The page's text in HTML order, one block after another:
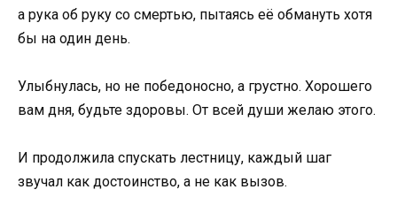
а рука об руку со смертью, пытаясь её обмануть хотя
бы на один день.
Улыбнулась, но не победоносно, а грустно. Хорошего
вам дня, будьте здоровы. От всей души желаю этого.
И продолжила спускать лестницу, каждый шаг
звучал как достоинство, а не как вызов.